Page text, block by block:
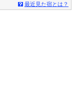
最近見た宿とは？